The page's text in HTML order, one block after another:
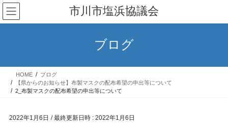
コ
ン
テ
ス
ナ
ビ
ゲ
ン
市川市塩浜協議会
ブログ
HOME
ブログ
【県からのお知らせ】布製マスクの配布希望の申出等について
2_布製マスクの配布希望の申出等について
2022年1月6日 / 最終更新日時 : 2022年1月6日